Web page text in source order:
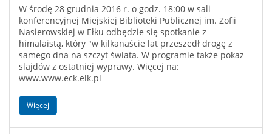
W środę 28 grudnia 2016 r. o godz. 18:00 w sali
konferencyjnej Miejskiej Biblioteki Publicznej im. Zofii
Nasierowskiej w Ełku odbędzie się spotkanie z
himalaistą, który "w kilkanaście lat przeszedł drogę z
samego dna na szczyt świata. W programie także pokaz
slajdów z ostatniej wyprawy. Więcej na:
www.www.eck.elk.pl
Więcej